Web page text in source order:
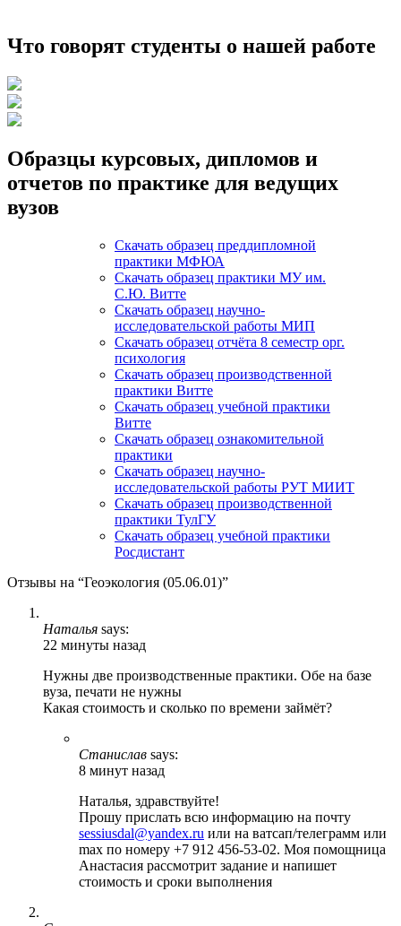
Что говорят студенты о нашей работе
Образцы курсовых, дипломов и
отчетов по практике для ведущих
вузов
Скачать образец преддипломной
практики МФЮА
Скачать образец практики МУ им.
С.Ю. Витте
Скачать образец научно-
исследовательской работы МИП
Скачать образец отчёта 8 семестр орг.
психология
Скачать образец производственной
практики Витте
Скачать образец учебной практики
Витте
Скачать образец ознакомительной
практики
Скачать образец научно-
исследовательской работы РУТ МИИТ
Скачать образец производственной
практики ТулГУ
Скачать образец учебной практики
Росдистант
Отзывы на “Геоэкология (05.06.01)”
Наталья says:
22 минуты назад
Нужны две производственные практики. Обе на базе
вуза, печати не нужны
Какая стоимость и сколько по времени займёт?
Станислав says:
8 минут назад
Наталья, здравствуйте!
Прошу прислать всю информацию на почту
sessiusdal@yandex.ru или на ватсап/телеграмм или
max по номеру +7 912 456-53-02. Моя помощница
Анастасия рассмотрит задание и напишет
стоимость и сроки выполнения